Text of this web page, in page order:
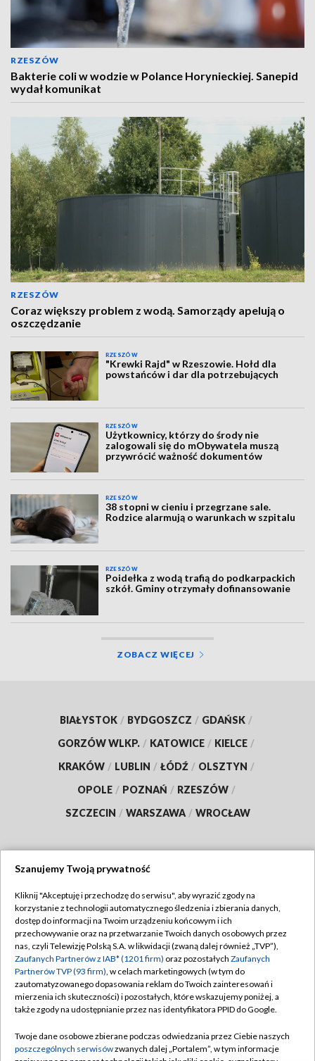
RZESZÓW
Bakterie coli w wodzie w Polance Horynieckiej. Sanepid
wydał komunikat
RZESZÓW
Coraz większy problem z wodą. Samorządy apelują o
oszczędzanie
RZESZÓW
"Krewki Rajd" w Rzeszowie. Hołd dla
powstańców i dar dla potrzebujących
RZESZÓW
Użytkownicy, którzy do środy nie
zalogowali się do mObywatela muszą
przywrócić ważność dokumentów
RZESZÓW
38 stopni w cieniu i przegrzane sale.
Rodzice alarmują o warunkach w szpitalu
RZESZÓW
Poidełka z wodą trafią do podkarpackich
szkół. Gminy otrzymały dofinansowanie
ZOBACZ WIĘCEJ
BIAŁYSTOK / BYDGOSZCZ / GDAŃSK /
GORZÓW WLKP. / KATOWICE / KIELCE /
KRAKÓW / LUBLIN / ŁÓDŹ / OLSZTYN /
OPOLE / POZNAŃ / RZESZÓW /
SZCZECIN / WARSZAWA / WROCŁAW
TVP
Abonament TVP
Emisja w TVP
Centrum informacji TVP
Naziemna Telewizja Cyfrowa
Rada Programowa
Regulamin TVP
Polityka prywatności
Moje zgody
Pomoc
Kontakt
Szanujemy Twoją prywatność
Kliknij "Akceptuję i przechodzę do serwisu", aby wyrazić zgody na
korzystanie z technologii automatycznego śledzenia i zbierania danych,
dostęp do informacji na Twoim urządzeniu końcowym i ich
przechowywanie oraz na przetwarzanie Twoich danych osobowych przez
nas, czyli Telewizję Polską S.A. w likwidacji (zwaną dalej również „TVP”),
Zaufanych Partnerów z IAB* (1201 firm) oraz pozostałych Zaufanych
Partnerów TVP (93 firm), w celach marketingowych (w tym do
zautomatyzowanego dopasowania reklam do Twoich zainteresowań i
mierzenia ich skuteczności) i pozostałych, które wskazujemy poniżej, a
także zgody na udostępnianie przez nas identyfikatora PPID do Google.
Twoje dane osobowe zbierane podczas odwiedzania przez Ciebie naszych
poszczególnych serwisówzwanych dalej „Portalem”, w tym informacje